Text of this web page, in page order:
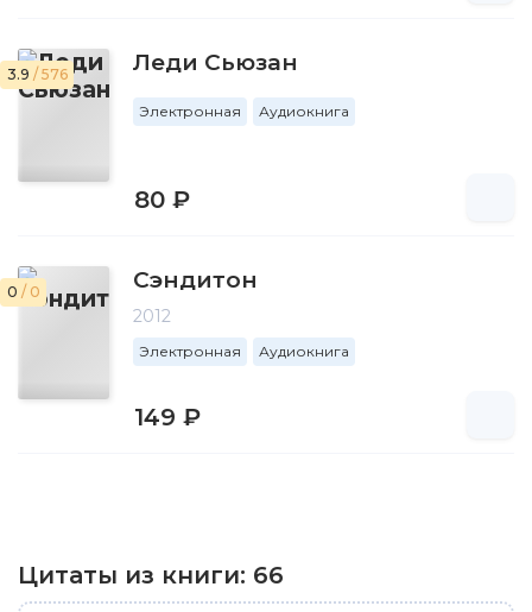
3.9 / 576 Леди Сьюзан
Электронная Аудиокнига
80 ₽
0 / 0 Сэндитон
2012
Электронная Аудиокнига
149 ₽
Цитаты из книги: 66